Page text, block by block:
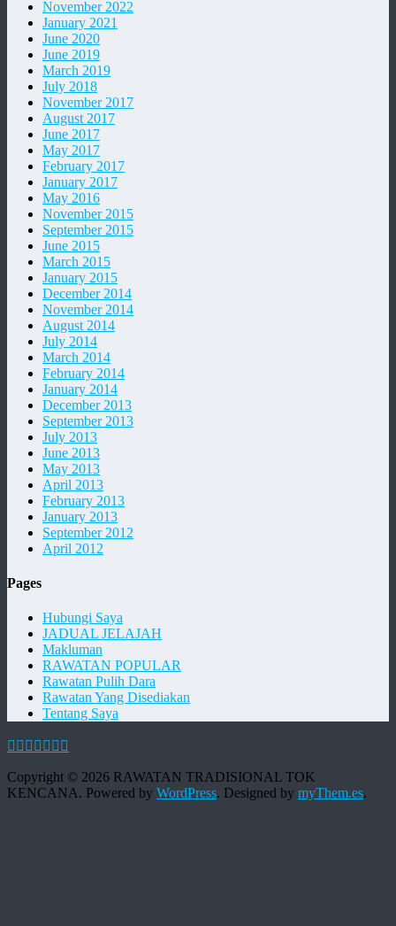
November 2022
January 2021
June 2020
June 2019
March 2019
July 2018
November 2017
August 2017
June 2017
May 2017
February 2017
January 2017
May 2016
November 2015
September 2015
June 2015
March 2015
January 2015
December 2014
November 2014
August 2014
July 2014
March 2014
February 2014
January 2014
December 2013
September 2013
July 2013
June 2013
May 2013
April 2013
February 2013
January 2013
September 2012
April 2012
Pages
Hubungi Saya
JADUAL JELAJAH
Makluman
RAWATAN POPULAR
Rawatan Pulih Dara
Rawatan Yang Disediakan
Tentang Saya
Copyright © 2026 RAWATAN TRADISIONAL TOK
KENCANA. Powered by WordPress. Designed by myThem.es.